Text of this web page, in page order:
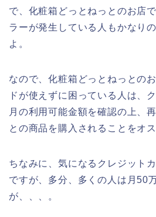
で、化粧箱どっとねっとのお店
ラーが発生している人もかなり
よ。
なので、化粧箱どっとねっとの
ドが使えずに困っている人は、
月の利用可能金額を確認の上、
との商品を購入されることをオ
ちなみに、気になるクレジット
ですが、多分、多くの人は月50
が、、、。